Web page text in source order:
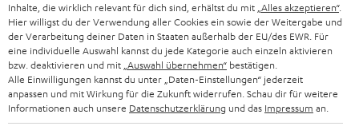
„… ein cooler mobiler Lautsprecher …“
www.testr.at
19.02.2020
Inhalte, die wirklich relevant für dich sind, erhältst du mit „Alles akzeptieren“.
Hier willigst du der Verwendung aller Cookies ein sowie der Weitergabe und
der Verarbeitung deiner Daten in Staaten außerhalb der EU/des EWR. Für
eine individuelle Auswahl kannst du jede Kategorie auch einzeln aktivieren
bzw. deaktivieren und mit „Auswahl übernehmen“ bestätigen.
Alle Einwilligungen kannst du unter „Daten-Einstellungen“ jederzeit
anpassen und mit Wirkung für die Zukunft widerrufen. Schau dir für weitere
Informationen auch unsere Datenschutzerklärung und das Impressum an.